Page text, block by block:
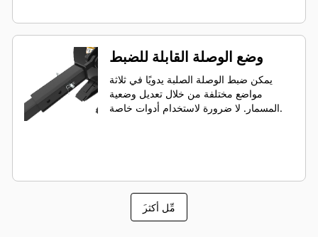
وضع الوصلة القابلة للضبط
يمكن ضبط الوصلة الصلبة يدويًا في ثلاثة
مواضع مختلفة من خلال تعديل وضعية
المسمار. لا ضرورة لاستخدام أدوات خاصة.
َمِّل أكثر